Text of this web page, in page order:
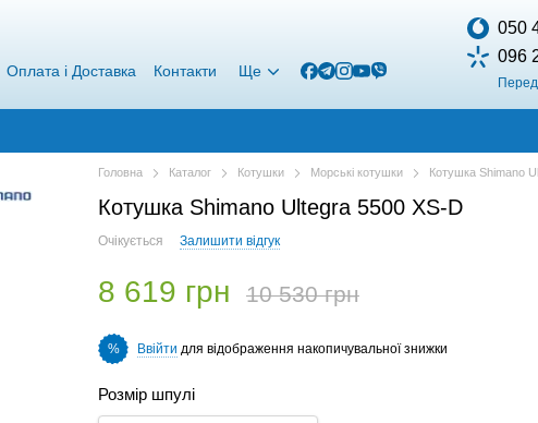
Оплата і Доставка Контакти Ще
050
096
Головна Каталог Котушки Морські котушки Котушка Shimano
Котушка Shimano Ultegra 5500 XS-D
Очікується Залишити відгук
8 619 грн 10 530 грн
% Ввійти для відображення накопичувальної знижки
Розмір шпулі